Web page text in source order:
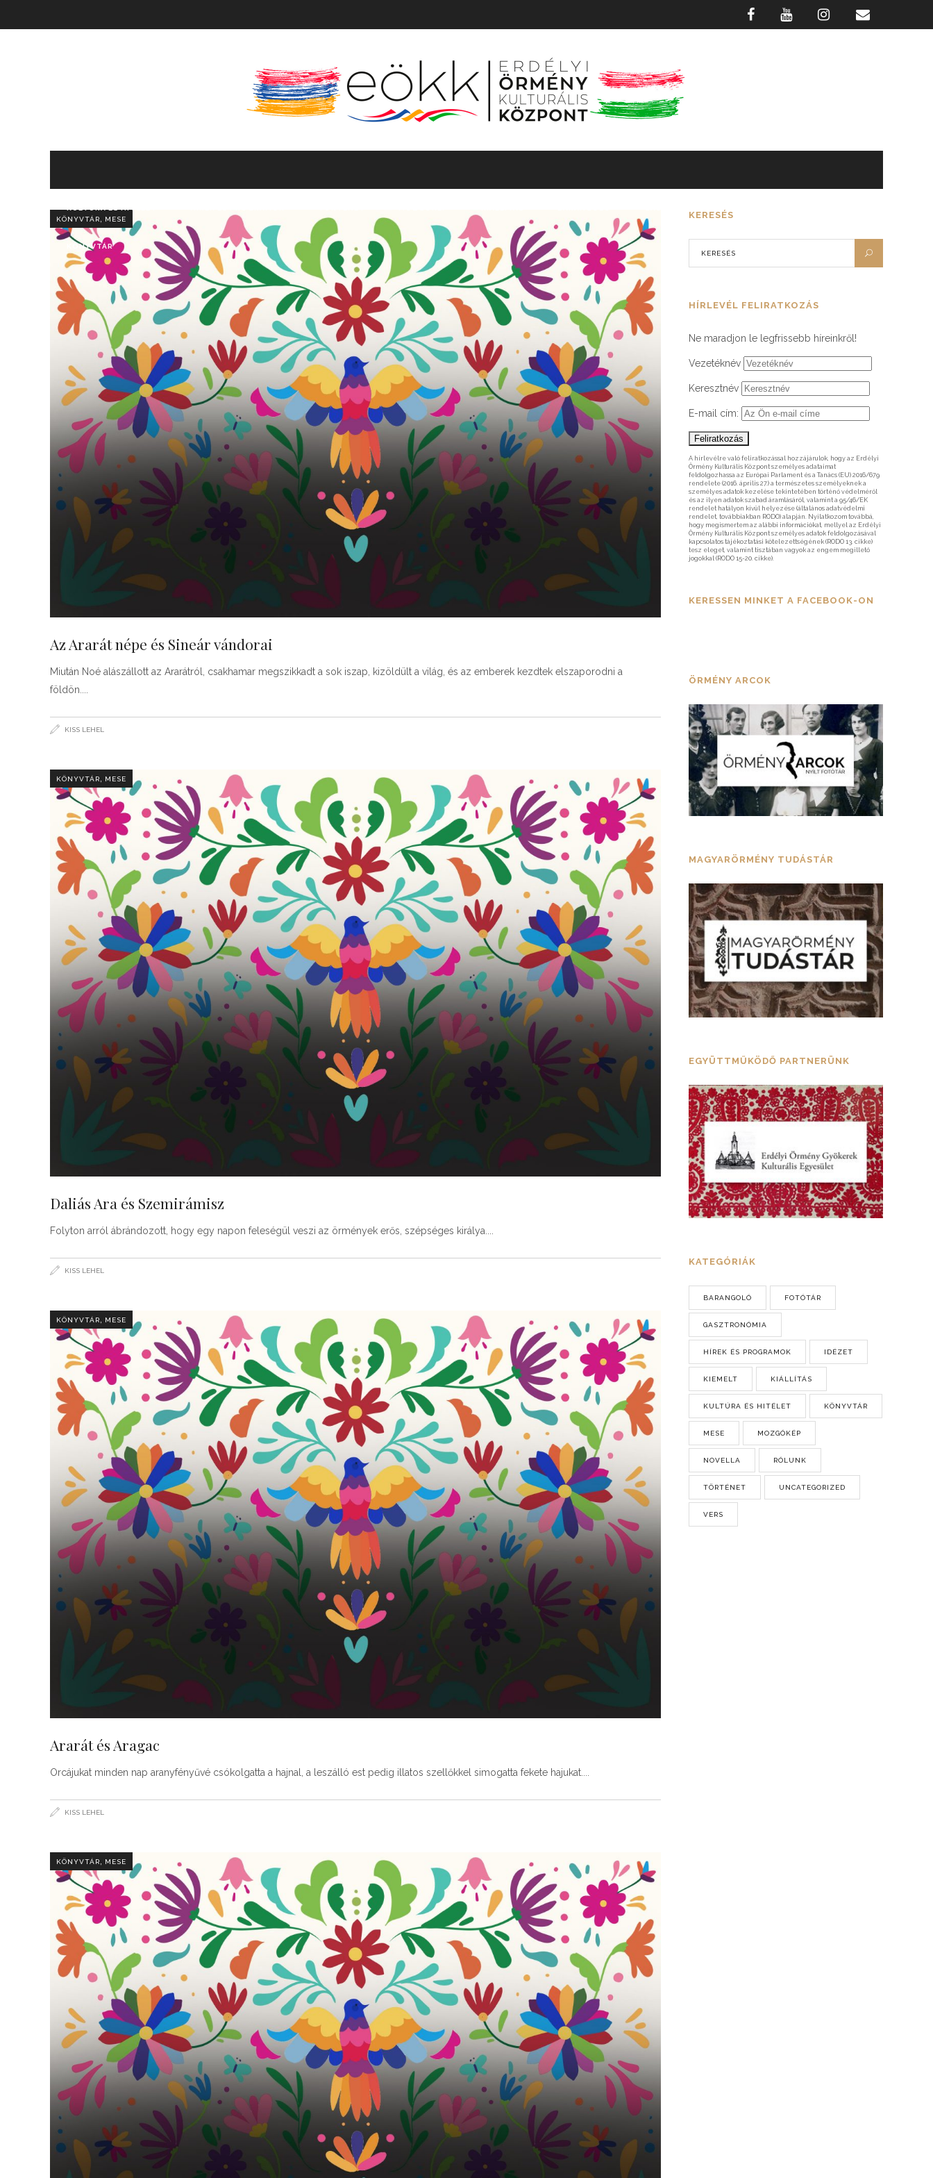
KÖNYVTÁR
KÖNYVTÁR MESE
Az Ararát népe és Sineár vándorai
Miután Noé alászállott az Ararátról, csakhamar megszikkadt a sok iszap, kizöldült a világ, és az emberek kezdtek elszaporodni a
földön.
KISS LEHEL
KÖNYVTÁR MESE
Daliás Ara és Szemirámisz
Folyton arról ábrándozott, hogy egy napon feleségül veszi az örmények erős, szépséges királya.
KISS LEHEL
KÖNYVTÁR, MESE
Ararát és Aragac
Orcájukat minden nap aranyfényűvé csókolgatta a hajnal, a leszálló est pedig illatos szellőkkel simogatta fekete hajukat.
KISS LEHEL
KÖNYVTÁR MESE
KERESÉS
HÍRLEVÉL FELIRATKOZÁS
Ne maradjon le legfrissebb híreinkről!
Vezetéknév
Keresztnév
E-mail cím:
A hírlevélre való feliratkozással hozzájárulok, hogy az Erdélyi
Örmény Kulturális Központ személyes adataimat
feldolgozhassa az Európai Parlament és a Tanács (EU) 2016/679
rendelete (2016. április 27.) a természetes személyeknek a
személyes adatok kezelése tekintetében történő védelméről
és az ilyen adatok szabad áramlásáról, valamint a 95/46/EK
rendelet hatályon kívül helyezése (általános adatvédelmi
rendelet, továbbiakban RODO) alapján. Nyilatkozom továbbá,
hogy megismertem az alábbi információkat, mellyel az Erdélyi
Örmény Kulturális Központ személyes adatok feldolgozásával
kapcsolatos tájékoztatási kötelezettségének (RODO 13. cikke)
tesz eleget, valamint tisztában vagyok az engem megillető
jogokkal (RODO 15-20. cikke).
KERESSEN MINKET A FACEBOOK-ON
ÖRMÉNY ARCOK
MAGYARÖRMÉNY TUDÁSTÁR
EGYÜTTMŰKÖDŐ PARTNERÜNK
KATEGÓRIÁK
BARANGOLÓ FOTÓTÁR
GASZTRONÓMIA
HÍREK ÉS PROGRAMOK IDÉZET
KIEMELT KIÁLLÍTÁS
KULTÚRA ÉS HITÉLET KÖNYVTÁR
MESE MOZGÓKÉP
NOVELLA RÓLUNK
TÖRTÉNET UNCATEGORIZED
VERS